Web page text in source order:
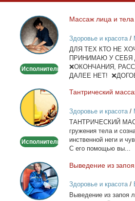
Массаж
лица
и
тела
Исполнитель
Мас­саж ли­ца и те­ла
Здоровье и красота/
ДЛЯ ТЕХ КТО НЕ
ПРИНИМАЮ У СЕБЯ
❌ОКОНЧАНИЯ,
ДАЛЕЕ НЕТ!
Тантрический
массаж
Исполнитель
Тан­три­че­ский
Здоровье и красота/
ТАНТРИЧЕСКИЙ
гру­же­ния те­ла и
ин­ствен­ной неги и
С его по­мо­щью вы...
Выведение
из
запоя.
Капельница,
Вы­ве­де­ние из
Здоровье и красота/
Вы­ве­де­ние из за­поя